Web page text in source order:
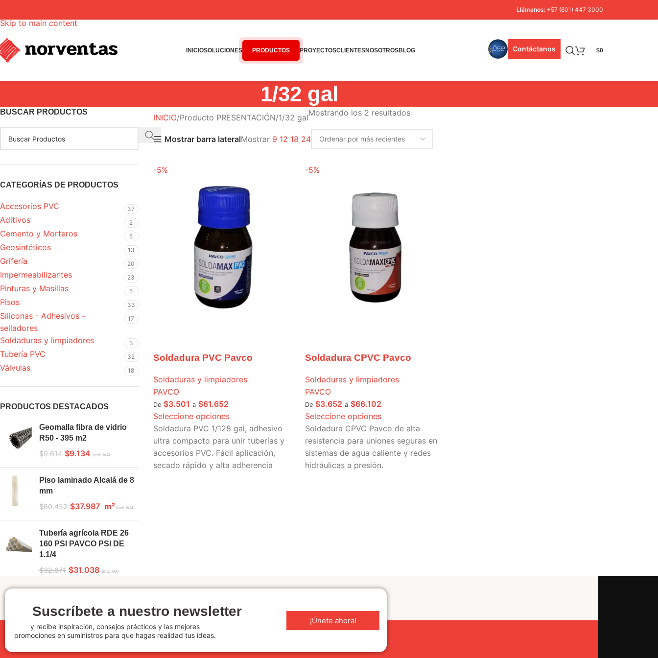
Skip to main content
Llámanos: +57 (601) 447 3000
INICIOSOLUCIONES PRODUCTOS PROYECTOSCLIENTESNOSOTROSBLOG Contáctanos $0
1/32 gal
BUSCAR PRODUCTOS
CATEGORÍAS DE PRODUCTOS
Accesorios PVC 37
Aditivos 2
Cemento y Morteros 5
Geosintéticos 13
Grifería 20
Impermeabilizantes 23
Pinturas y Masillas 5
Pisos 33
Siliconas - Adhesivos -
selladores
17
Soldaduras y limpiadores 3
Tubería PVC 32
Válvulas 18
PRODUCTOS DESTACADOS
Geomalla fibra de vidrio
R50 - 395 m2
$9.614 $9.134 (incl. IVA)
Piso laminado Alcalá de 8
mm
$60.452 $37.987 m² (incl. IVA)
Tubería agrícola RDE 26
160 PSI PAVCO PSI DE
1.1/4
$32.671 $31.038 (incl. IVA)
INICIO Producto PRESENTACIÓN 1/32 galMostrando los 2 resultados
Mostrar barra lateralMostrar 9 12 18 24
-5%
Soldadura PVC Pavco
Soldaduras y limpiadores
PAVCO
De $3.501 a $61.652
Seleccione opciones
Soldadura PVC 1/128 gal, adhesivo
ultra compacto para unir tuberías y
accesorios PVC. Fácil aplicación,
secado rápido y alta adherencia
-5%
Soldadura CPVC Pavco
Soldaduras y limpiadores
PAVCO
De $3.652 a $66.102
Seleccione opciones
Soldadura CPVC Pavco de alta
resistencia para uniones seguras en
sistemas de agua caliente y redes
hidráulicas a presión.
Suscríbete a nuestro newsletter
y recibe inspiración, consejos prácticos y las mejores
promociones en suministros para que hagas realidad tus ideas.
¡Únete ahora!